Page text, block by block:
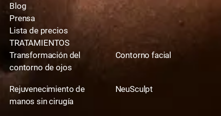
Blog
Prensa
Lista de precios
TRATAMIENTOS
Transformación del
contorno de ojos
Contorno facial
Rejuvenecimiento de
manos sin cirugía
NeuSculpt